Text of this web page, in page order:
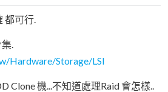
都可行.
.
Hardware/Storage/LSI
Clone 機...不知道處理Raid 會怎樣..